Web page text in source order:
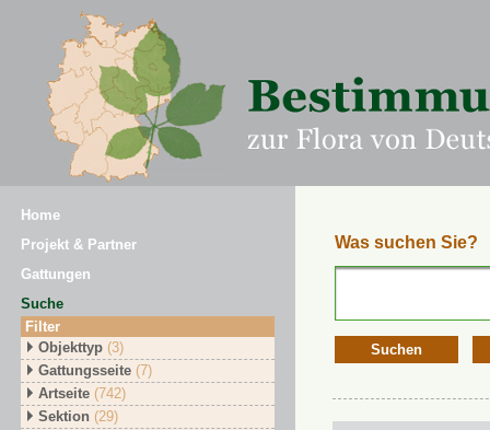
Home
Projekt & Partner
Gattungen
Suche
Filter
Objekttyp (3)
Gattungsseite (7)
Artseite (742)
Sektion (29)
Was suchen Sie?
Suchen